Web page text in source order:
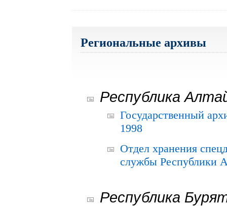
Региональные архивы
Республика
Государственный
1998
Отдел хранения
службы Республики
Республика